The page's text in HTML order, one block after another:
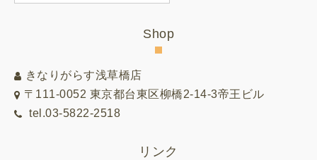
別
Shop
きなりがらす浅草橋店
〒111-0052 東京都台東区柳橋2-14-3帝王ビル
tel.03-5822-2518
リンク